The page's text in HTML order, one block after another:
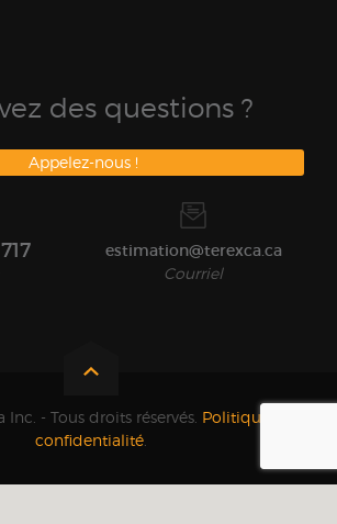
des questions ?
Appelez-nous !
estimation@terexca.ca
Courriel
Inc. - Tous droits réservés. Politique de
confidentialité